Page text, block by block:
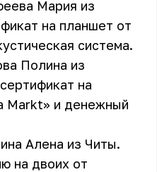
Мария из
на планшет от
система.
Полина из
на
Markt» и денежный
Алена из Читы.
на двоих от